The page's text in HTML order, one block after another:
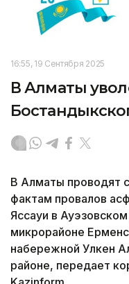
16:55, 19 Сентября 2025
В Алматы
В Алматы проводят
фактам провалов
Яссауи в
микрорайоне
набережной Улкен
районе, передает